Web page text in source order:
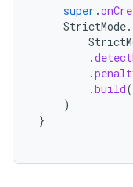
super .
StrictMode.
.
.
.build
)
}